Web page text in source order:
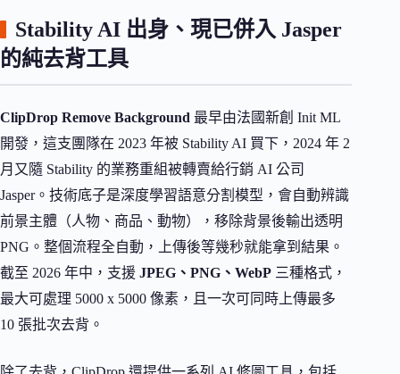
Stability AI 出身、現已併入 Jasper
的純去背工具
ClipDrop Remove Background 最早由法國新創 Init ML
開發，這支團隊在 2023 年被 Stability AI 買下，2024 年 2
月又隨 Stability 的業務重組被轉賣給行銷 AI 公司
Jasper。技術底子是深度學習語意分割模型，會自動辨識
前景主體（人物、商品、動物），移除背景後輸出透明
PNG。整個流程全自動，上傳後等幾秒就能拿到結果。
截至 2026 年中，支援 JPEG、PNG、WebP 三種格式，
最大可處理 5000 x 5000 像素，且一次可同時上傳最多
10 張批次去背。